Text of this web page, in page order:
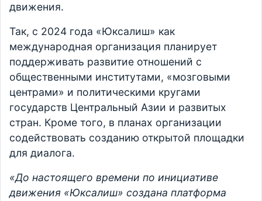
движения.
Так, с 2024 года «Юксалиш» как
международная организация планирует
поддерживать развитие отношений с
общественными институтами, «мозговыми
центрами» и политическими кругами
государств Центральный Азии и развитых
стран. Кроме того, в планах организации
содействовать созданию открытой площадки
для диалога.
«До настоящего времени по инициативе
движения «Юксалиш» создана платформа